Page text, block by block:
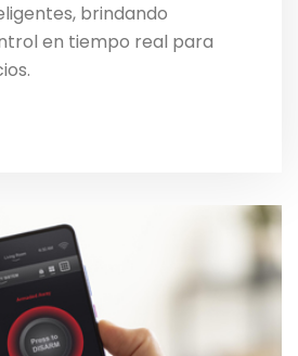
brindando
en tiempo real para